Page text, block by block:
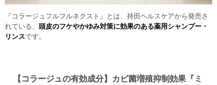
『コラージュフルフルネクスト』とは、持田ヘルスケアから発売さ
れている、 頭皮のフケやかゆみ対策に効果のある薬用シャンプー・
リンスです。
【コラージュの有効成分】カビ菌増殖抑制効果『ミ